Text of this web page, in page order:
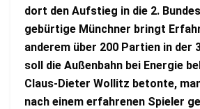
dort den Aufstieg in die 2.
gebürtige Münchner bringt
anderem über 200 Partien in der
soll die Außenbahn bei Energie
Claus-Dieter Wollitz betonte,
nach einem erfahrenen Spieler